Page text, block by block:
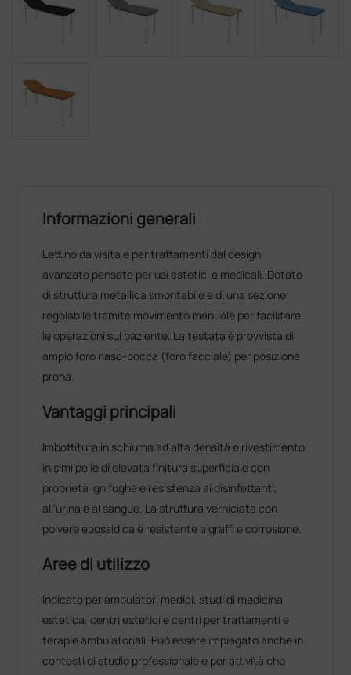
Informazioni generali
Lettino da visita e per trattamenti dal design
avanzato pensato per usi estetici e medicali. Dotato
di struttura metallica smontabile e di una sezione
regolabile tramite movimento manuale per facilitare
le operazioni sul paziente. La testata è provvista di
ampio foro naso-bocca (foro facciale) per posizione
prona.
Vantaggi principali
Imbottitura in schiuma ad alta densità e rivestimento
in similpelle di elevata finitura superficiale con
proprietà ignifughe e resistenza ai disinfettanti,
all'urina e al sangue. La struttura verniciata con
polvere epossidica è resistente a graffi e corrosione.
Aree di utilizzo
Indicato per ambulatori medici, studi di medicina
estetica, centri estetici e centri per trattamenti e
terapie ambulatoriali. Può essere impiegato anche in
contesti di studio professionale e per attività che